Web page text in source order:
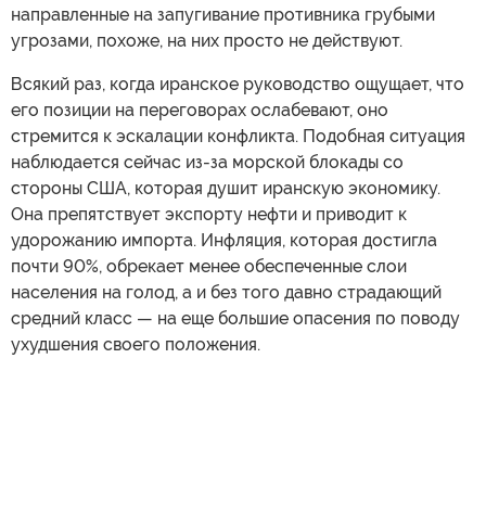
направленные на запугивание противника грубыми
угрозами, похоже, на них просто не действуют.
Всякий раз, когда иранское руководство ощущает, что
его позиции на переговорах ослабевают, оно
стремится к эскалации конфликта. Подобная ситуация
наблюдается сейчас из-за морской блокады со
стороны США, которая душит иранскую экономику.
Она препятствует экспорту нефти и приводит к
удорожанию импорта. Инфляция, которая достигла
почти 90%, обрекает менее обеспеченные слои
населения на голод, а и без того давно страдающий
средний класс — на еще большие опасения по поводу
ухудшения своего положения.